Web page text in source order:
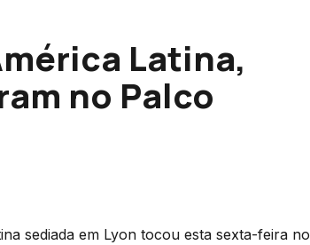
Latina,
no Palco
sediada em Lyon tocou esta sexta-feira no